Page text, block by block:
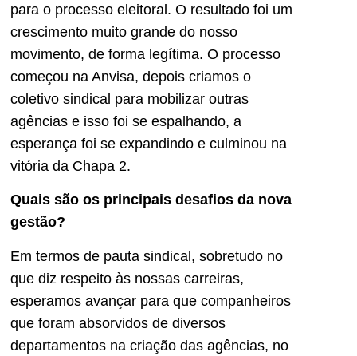
para o processo eleitoral. O resultado foi um
crescimento muito grande do nosso
movimento, de forma legítima. O processo
começou na Anvisa, depois criamos o
coletivo sindical para mobilizar outras
agências e isso foi se espalhando, a
esperança foi se expandindo e culminou na
vitória da Chapa 2.
Quais são os principais desafios da nova
gestão?
Em termos de pauta sindical, sobretudo no
que diz respeito às nossas carreiras,
esperamos avançar para que companheiros
que foram absorvidos de diversos
departamentos na criação das agências, no